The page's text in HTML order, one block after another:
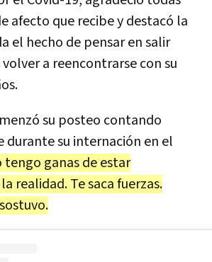
afecto que recibe y destacó la
el hecho de pensar en salir
a reencontrarse con su
su posteo contando
durante su internación en el
tengo ganas de estar
realidad. Te saca fuerzas.